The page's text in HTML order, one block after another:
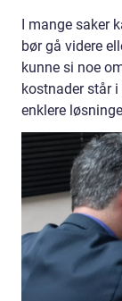
I mange saker
bør gå videre
kunne si noe
kostnader står
enklere